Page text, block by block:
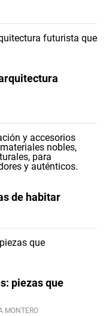
de habitar
piezas que
MONTERO